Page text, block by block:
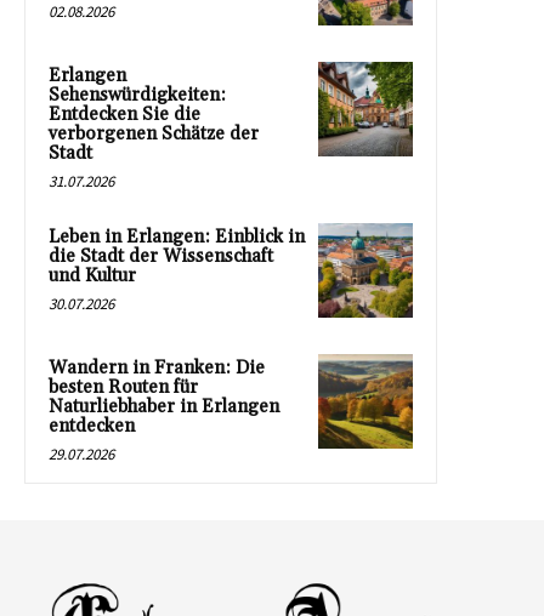
02.08.2026
Erlangen
Sehenswürdigkeiten:
Entdecken Sie die
verborgenen Schätze der
Stadt
31.07.2026
Leben in Erlangen: Einblick in
die Stadt der Wissenschaft
und Kultur
30.07.2026
Wandern in Franken: Die
besten Routen für
Naturliebhaber in Erlangen
entdecken
29.07.2026